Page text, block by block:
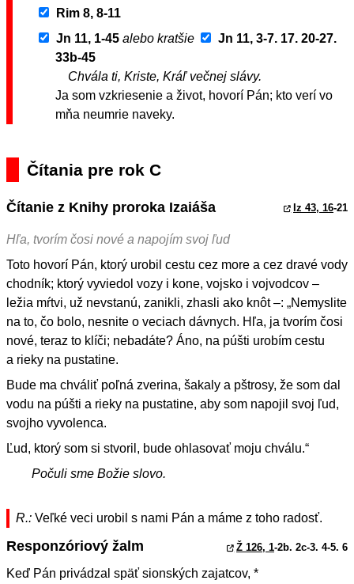
Rim 8, 8-11
Jn 11, 1-45 alebo kratšie
Jn 11, 3-7. 17. 20-27.
33b-45
Chvála ti, Kriste, Kráľ večnej slávy.
Ja som vzkriesenie a život, hovorí Pán; kto verí vo
mňa neumrie naveky.
Čítania pre rok C
Čítanie z Knihy proroka Izaiáša Iz 43, 16-21
Hľa, tvorím čosi nové a napojím svoj ľud
Toto hovorí Pán, ktorý urobil cestu cez more a cez dravé vody
chodník; ktorý vyviedol vozy i kone, vojsko i vojvodcov –
ležia mŕtvi, už nevstanú, zanikli, zhasli ako knôt –: „Nemyslite
na to, čo bolo, nesnite o veciach dávnych. Hľa, ja tvorím čosi
nové, teraz to klíči; nebadáte? Áno, na púšti urobím cestu
a rieky na pustatine.
Bude ma chváliť poľná zverina, šakaly a pštrosy, že som dal
vodu na púšti a rieky na pustatine, aby som napojil svoj ľud,
svojho vyvolenca.
Ľud, ktorý som si stvoril, bude ohlasovať moju chválu.“
Počuli sme Božie slovo.
R.: Veľké veci urobil s nami Pán a máme z toho radosť.
Responzóriový žalm Ž 126, 1-2b. 2c-3. 4-5. 6
Keď Pán privádzal späť sionských zajatcov, *